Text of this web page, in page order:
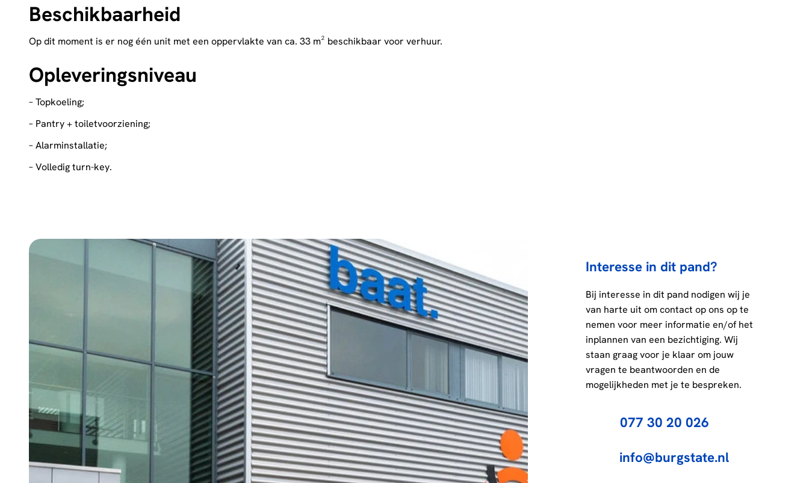
Beschikbaarheid
Op dit moment is er nog één unit met een oppervlakte van ca. 33 m² beschikbaar voor verhuur.
Opleveringsniveau
– Topkoeling;
– Pantry + toiletvoorziening;
– Alarminstallatie;
– Volledig turn-key.
Interesse in dit pand?
Bij interesse in dit pand nodigen wij je
van harte uit om contact op ons op te
nemen voor meer informatie en/of het
inplannen van een bezichtiging. Wij
staan graag voor je klaar om jouw
vragen te beantwoorden en de
mogelijkheden met je te bespreken.
077 30 20 026
info@burgstate.nl